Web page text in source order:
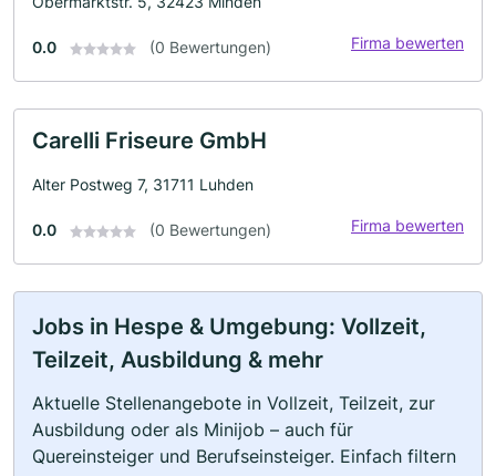
0.0 (0 Bewertungen) Firma bewerten
Carelli Friseure GmbH
Alter Postweg 7, 31711 Luhden
0.0 (0 Bewertungen) Firma bewerten
Jobs in Hespe & Umgebung: Vollzeit,
Teilzeit, Ausbildung & mehr
Aktuelle Stellenangebote in Vollzeit, Teilzeit, zur
Ausbildung oder als Minijob – auch für
Quereinsteiger und Berufseinsteiger. Einfach filtern